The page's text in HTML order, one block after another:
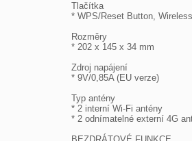
Tlačítka
* WPS/Reset Button,
Rozměry
* 202 x 145 x 34 mm
Zdroj napájení
* 9V/0,85A (EU verze)
Typ antény
* 2 interní Wi-Fi antény
* 2 odnímatelné externí 4G